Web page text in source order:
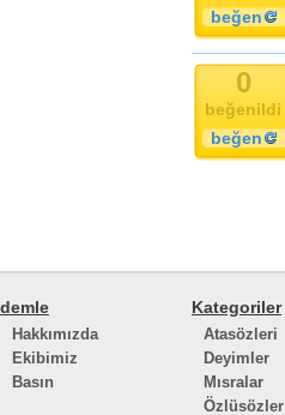
beğen
0
beğenildi
beğen
demle
Hakkımızda
Ekibimiz
Basın
Kategoriler
Atasözleri
Deyimler
Mısralar
Özlüsözler